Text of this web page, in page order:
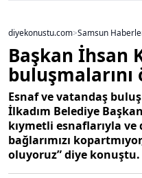
diyekonustu.com>Samsun
Başkan İhsan
Esnaf ve vatandaş
İlkadım Belediye
kıymetli esnaflarıyla
bağlarımızı
oluyoruz” diye konuştu.